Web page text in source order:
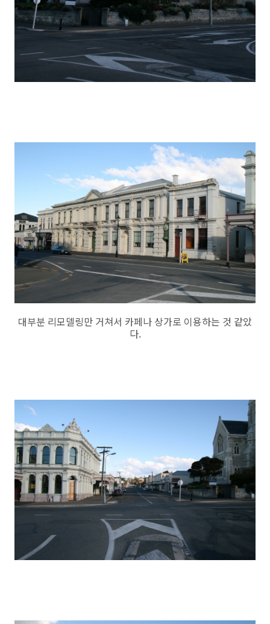
대부분 리모델링만 거쳐서 카페나 상가로 이용하는 것 같았
다.